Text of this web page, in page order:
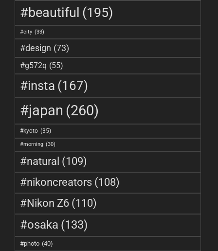
#beautiful (195)
#city (33)
#design (73)
#g572q (55)
#insta (167)
#japan (260)
#kyoto (35)
#morning (30)
#natural (109)
#nikoncreators (108)
#Nikon Z6 (110)
#osaka (133)
#photo (40)